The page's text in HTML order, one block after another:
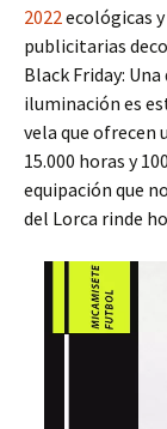
2022ecológicas
publicitarias
Black Friday:
iluminación es
vela que ofrecen
15.000 horas y
equipación que
del Lorca rinde